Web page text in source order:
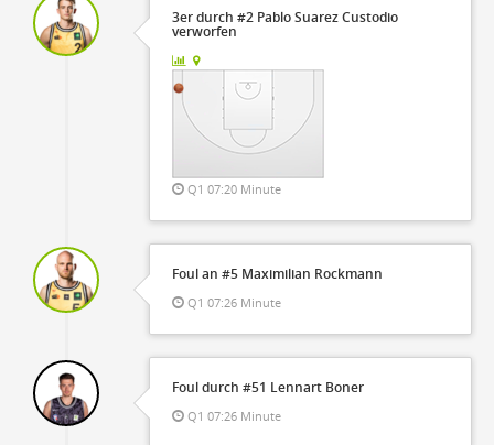
3er durch #2 Pablo Suarez Custodio
verworfen
Q1 07:20 Minute
Foul an #5 Maximilian Rockmann
Q1 07:26 Minute
Foul durch #51 Lennart Boner
Q1 07:26 Minute